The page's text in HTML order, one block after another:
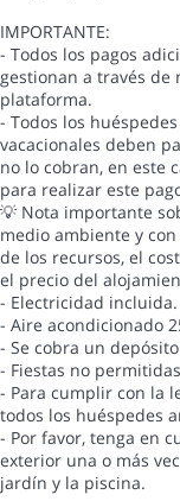
IMPORTANTE:
- Todos los pagos
gestionan a través de
plataforma.
- Todos los
vacacionales deben
no lo cobran, en este
para realizar este
💡 Nota importante
medio ambiente y
de los recursos, el
el precio del
- Electricidad incluida.
- Aire acondicionado
- Se cobra un
- Fiestas no
- Para cumplir con la
todos los huéspedes
- Por favor, tenga en
exterior una o más
jardín y la piscina.